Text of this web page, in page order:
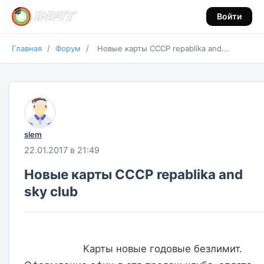
Войти
Главная / Форум / Новые карты CCCP repablika and...
slem
22.01.2017 в 21:49
Новые карты CCCP repablika and
sky club